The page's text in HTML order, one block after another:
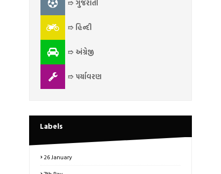
➱ ગુજરાતી
➱ હિન્દી
➱ અંગ્રેજી
➱ પર્યાવરણ
Labels
26 January